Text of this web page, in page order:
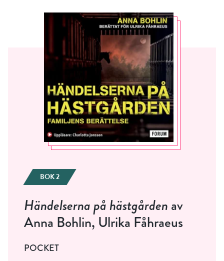
BOK 2
Händelserna på hästgårdenav
Anna Bohlin, Ulrika Fåhraeus
POCKET